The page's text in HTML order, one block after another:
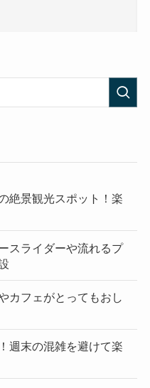
絶景観光スポット！楽
スライダーや流れるプ
カフェがとってもおし
週末の混雑を避けて楽